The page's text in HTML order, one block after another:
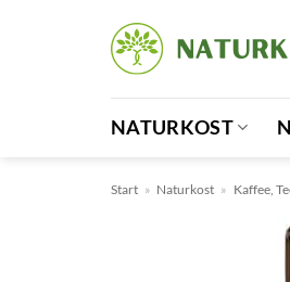
NATURKOST
Start » Naturkost » Kaffee,